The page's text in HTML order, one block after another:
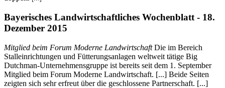
Bayerisches Landwirtschaftliches Wochenblatt - 18.
Dezember 2015
Mitglied beim Forum Moderne LandwirtschaftDie im Bereich
Stalleinrichtungen und Fütterungsanlagen weltweit tätige Big
Dutchman-Unternehmensgruppe ist bereits seit dem 1. September
Mitglied beim Forum Moderne Landwirtschaft. [...] Beide Seiten
zeigten sich sehr erfreut über die geschlossene Partnerschaft. [...]